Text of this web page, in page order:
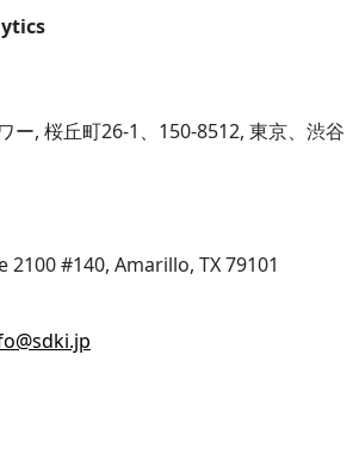
ー, 桜丘町26-1、150-8512, 東京、渋谷
2100 #140, Amarillo, TX 79101